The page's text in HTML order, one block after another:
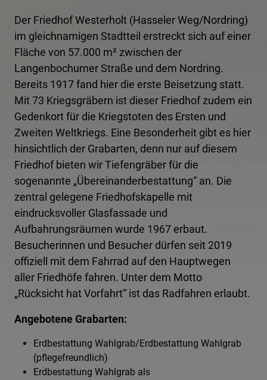
Der Friedhof Westerholt (Hasseler Weg/Nordring)
im gleichnamigen Stadtteil erstreckt sich auf einer
Fläche von 57.000 m² zwischen der
Langenbochumer Straße und dem Nordring.
Bereits 1917 fand hier die erste Beisetzung statt.
Mit 73 Kriegsgräbern ist dieser Friedhof zudem ein
Gedenkort für die Kriegstoten des Ersten und
Zweiten Weltkriegs. Eine Besonderheit gibt es hier
hinsichtlich der Grabarten, denn nur auf diesem
Friedhof bieten wir Tiefengräber für die
sogenannte „Übereinanderbestattung“ an. Die
zentral gelegene Friedhofskapelle mit
eindrucksvoller Glasfassade und
Aufbahrungsräumen wurde 1967 erbaut.
Besucherinnen und Besucher dürfen seit 2019
offiziell mit dem Fahrrad auf den Hauptwegen
aller Friedhöfe fahren. Unter dem Motto
„Rücksicht hat Vorfahrt“ ist das Radfahren erlaubt.
Angebotene Grabarten:
Erdbestattung Wahlgrab/Erdbestattung Wahlgrab
(pflegefreundlich)
Erdbestattung Wahlgrab als